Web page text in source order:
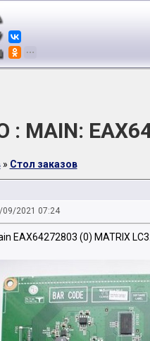
MAIN:
» Стол заказов
09/2021 07:24
EAX64272803 (0) MATRIX